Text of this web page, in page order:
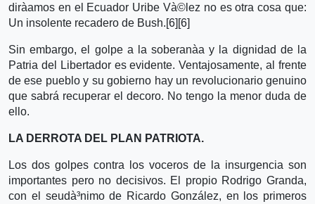
dirà­amos en el Ecuador Uribe Và©lez no es otra cosa que:
Un insolente recadero de Bush.[6][6]
Sin embargo, el golpe a la soberanà­a y la dignidad de la
Patria del Libertador es evidente. Ventajosamente, al frente
de ese pueblo y su gobierno hay un revolucionario genuino
que sabrá recuperar el decoro. No tengo la menor duda de
ello.
LA DERROTA DEL PLAN PATRIOTA.
Los dos golpes contra los voceros de la insurgencia son
importantes pero no decisivos. El propio Rodrigo Granda,
con el seudà³nimo de Ricardo González, en los primeros